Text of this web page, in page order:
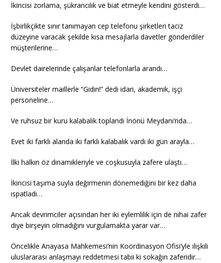
İkincisi zorlama, şükrancılık ve biat etmeyle kendini gösterdi…
İşbirlikçikte sınır tanımayan cep telefonu şirketleri taciz
düzeyine varacak şekilde kısa mesajlarla davetler gönderdiler
müşterilerine…
Devlet dairelerinde çalışanlar telefonlarla arandı…
Üniversiteler maillerle “Gidin!” dedi idari, akademik, işçi
personeline…
Ve ruhsuz bir kuru kalabalık toplandı İnönü Meydanı’nda…
Evet iki farklı alanda iki farklı kalabalık vardı iki gün arayla…
İlki halkın öz dinamikleriyle ve coşkusuyla zafere ulaştı…
İkincisi taşıma suyla değirmenin dönemediğini bir kez daha
ıspatladı…
Ancak devrimciler açısından her iki eylemlilik için de nihai zafer
diye birşeyin olmadığını vurgulamakta yarar var…
Öncelikle Anayasa Mahkemesi’nin Koordinasyon Ofisi’yle ilişkili
uluslararası anlaşmayı reddetmesi tabii ki sokağın zaferidir…